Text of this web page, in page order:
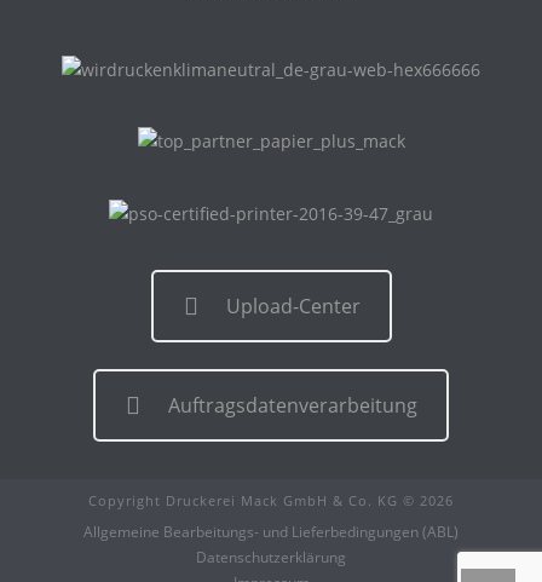
Upload-Center
Auftragsdatenverarbeitung
Copyright Druckerei Mack GmbH & Co. KG © 2026
Allgemeine Bearbeitungs- und Lieferbedingungen (ABL)
Datenschutzerklärung